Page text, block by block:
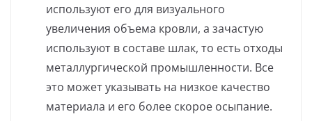
используют его для визуального
увеличения объема кровли, а зачастую
используют в составе шлак, то есть отходы
металлургической промышленности. Все
это может указывать на низкое качество
материала и его более скорое осыпание.